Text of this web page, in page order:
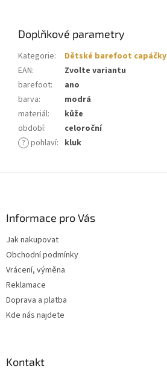
Doplňkové parametry
Kategorie:
Dětské barefoot capáčky
EAN:
Zvolte variantu
barefoot:
ano
barva:
modrá
materiál:
kůže
období:
celoroční
? pohlaví: kluk
Informace pro Vás
Jak nakupovat
Obchodní podmínky
Vrácení, výměna
Reklamace
Doprava a platba
Kde nás najdete
Kontakt